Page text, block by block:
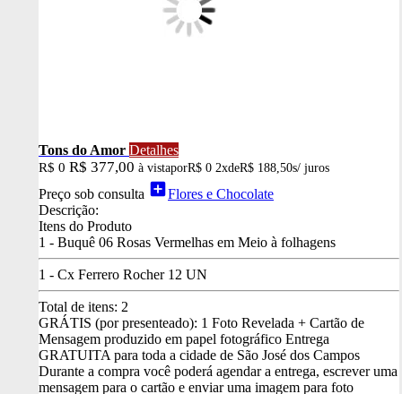
Tons do Amor Detalhes
R$ 0 R$ 377,00 à vistaporR$ 0 2xdeR$ 188,50s/ juros
Preço sob consulta add_boxFlores e Chocolate
Descrição:
Itens do Produto
1 - Buquê 06 Rosas Vermelhas em Meio à folhagens
1 - Cx Ferrero Rocher 12 UN
Total de itens: 2
GRÁTIS (por presenteado): 1 Foto Revelada + Cartão de
Mensagem produzido em papel fotográfico Entrega
GRATUITA para toda a cidade de São José dos Campos
Durante a compra você poderá agendar a entrega, escrever uma
mensagem para o cartão e enviar uma imagem para foto